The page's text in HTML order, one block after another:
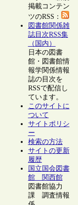
掲載コンテン
ツのRSS：
図書館関係雑
誌目次RSS集
（国内）
日本の図書
館・図書館情
報学関係情報
誌の目次を
RSSで配信し
ています。
このサイトに
ついて
サイトポリシ
ー
検索の方法
サイトの更新
履歴
国立国会図書
館 関西館
図書館協力
課 調査情報